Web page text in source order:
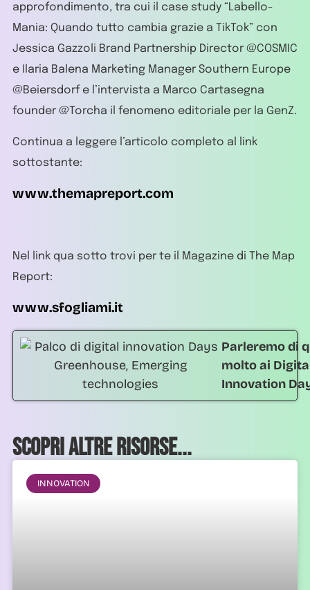
approfondimento, tra cui il case study “Labello-
Mania: Quando tutto cambia grazie a TikTok” con
Jessica Gazzoli Brand Partnership Director @COSMIC
e Ilaria Balena Marketing Manager Southern Europe
@Beiersdorf e l’intervista a Marco Cartasegna
founder @Torcha il fenomeno editoriale per la GenZ.
Continua a leggere l’articolo completo al link
sottostante:
www.themapreport.com
Nel link qua sotto trovi per te il Magazine di The Map
Report:
www.sfogliami.it
Parleremo di
molto ai
Innovation
Scopri altre risorse...
INNOVATION